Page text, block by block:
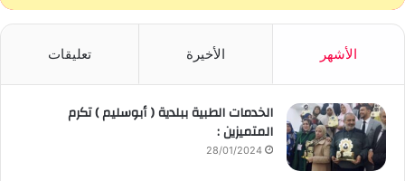
الأشهر الأخيرة تعليقات
الخدمات الطبية ببلدية ( أبوسليم ) تكرم
المتميزين :
28/01/2024